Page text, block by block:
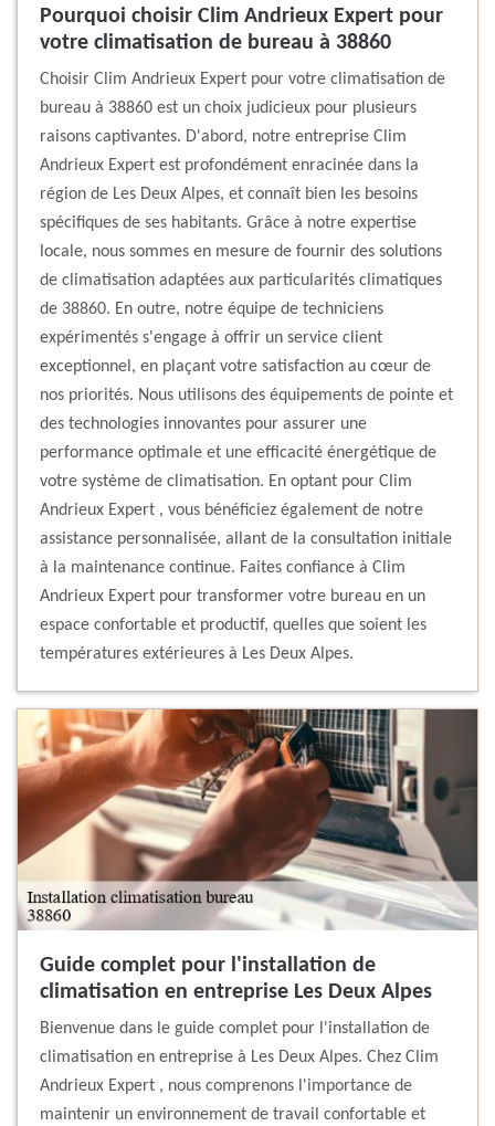
Pourquoi choisir Clim Andrieux Expert pour
votre climatisation de bureau à 38860
Choisir Clim Andrieux Expert pour votre climatisation de
bureau à 38860 est un choix judicieux pour plusieurs
raisons captivantes. D'abord, notre entreprise Clim
Andrieux Expert est profondément enracinée dans la
région de Les Deux Alpes, et connaît bien les besoins
spécifiques de ses habitants. Grâce à notre expertise
locale, nous sommes en mesure de fournir des solutions
de climatisation adaptées aux particularités climatiques
de 38860. En outre, notre équipe de techniciens
expérimentés s'engage à offrir un service client
exceptionnel, en plaçant votre satisfaction au cœur de
nos priorités. Nous utilisons des équipements de pointe et
des technologies innovantes pour assurer une
performance optimale et une efficacité énergétique de
votre système de climatisation. En optant pour Clim
Andrieux Expert , vous bénéficiez également de notre
assistance personnalisée, allant de la consultation initiale
à la maintenance continue. Faites confiance à Clim
Andrieux Expert pour transformer votre bureau en un
espace confortable et productif, quelles que soient les
températures extérieures à Les Deux Alpes.
Guide complet pour l'installation de
climatisation en entreprise Les Deux Alpes
Bienvenue dans le guide complet pour l'installation de
climatisation en entreprise à Les Deux Alpes. Chez Clim
Andrieux Expert , nous comprenons l'importance de
maintenir un environnement de travail confortable et